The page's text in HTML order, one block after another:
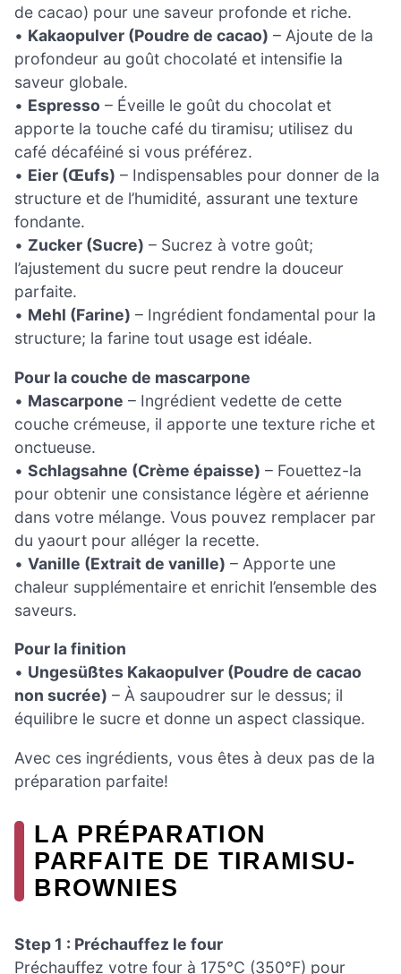
de cacao) pour une saveur profonde et riche.
• Kakaopulver (Poudre de cacao) – Ajoute de la
profondeur au goût chocolaté et intensifie la
saveur globale.
• Espresso – Éveille le goût du chocolat et
apporte la touche café du tiramisu; utilisez du
café décaféiné si vous préférez.
• Eier (Œufs) – Indispensables pour donner de la
structure et de l’humidité, assurant une texture
fondante.
• Zucker (Sucre) – Sucrez à votre goût;
l’ajustement du sucre peut rendre la douceur
parfaite.
• Mehl (Farine) – Ingrédient fondamental pour la
structure; la farine tout usage est idéale.
Pour la couche de mascarpone
• Mascarpone – Ingrédient vedette de cette
couche crémeuse, il apporte une texture riche et
onctueuse.
• Schlagsahne (Crème épaisse) – Fouettez-la
pour obtenir une consistance légère et aérienne
dans votre mélange. Vous pouvez remplacer par
du yaourt pour alléger la recette.
• Vanille (Extrait de vanille) – Apporte une
chaleur supplémentaire et enrichit l’ensemble des
saveurs.
Pour la finition
• Ungesüßtes Kakaopulver (Poudre de cacao
non sucrée) – À saupoudrer sur le dessus; il
équilibre le sucre et donne un aspect classique.
Avec ces ingrédients, vous êtes à deux pas de la
préparation parfaite!
LA PRÉPARATION
PARFAITE DE TIRAMISU-
BROWNIES
Step 1 : Préchauffez le four
Préchauffez votre four à 175°C (350°F) pour